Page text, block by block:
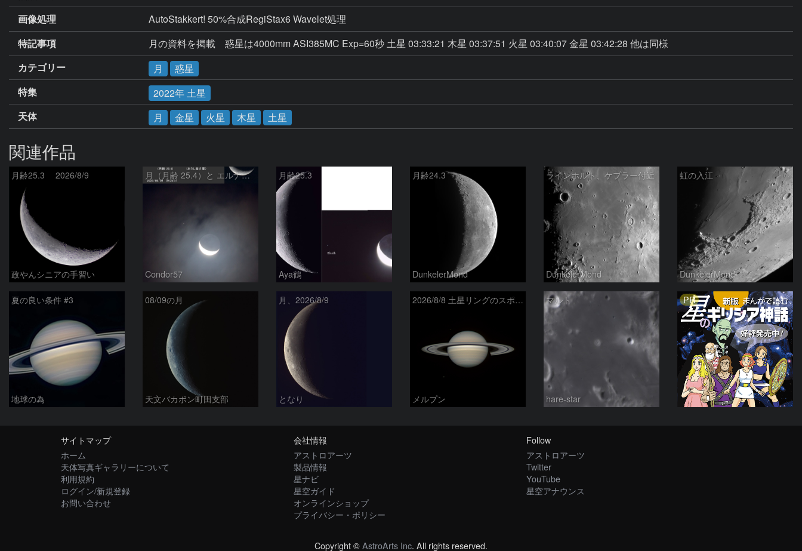
画像処理
特記事項
月の資料を掲載　惑星は4000mm ASI385MC Exp=60秒 土星 03:33:21 木星 03:37:51 火星 03:40:07 金星 03:42:28 他は同様
カテゴリー
月
惑星
特集
2022年 土星
天体
月 金星 火星 木星 土星
関連作品
月齢25.3 2026/8/9
政やんシニアの手習い
月（月齢 25.4）と エルナト（おうし座β星）
Condor57
月齢25.3
Aya鶴
月齢24.3
DunkelerMond
ラインホルト、ケプラー付近
DunkelerMond
虹の入江
DunkelerMond
夏の良い条件 #3
地球の為
08/09の月
天文バカボン町田支部
月、2026/8/9
となり
2026/8/8 土星リングのスポーク
メルプン
マルト
hare-star
PR
サイトマップ
ホーム
天体写真ギャラリーについて
利用規約
ログイン/新規登録
お問い合わせ
会社情報
アストロアーツ
製品情報
星ナビ
星空ガイド
オンラインショップ
プライバシー・ポリシー
Follow
アストロアーツ
Twitter
YouTube
星空アナウンス
Copyright ©AstroArts Inc. All rights reserved.